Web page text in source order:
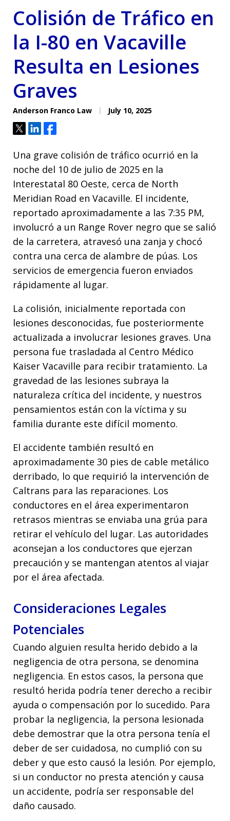
Colisión de Tráfico en
la I-80 en Vacaville
Resulta en Lesiones
Graves
Anderson Franco Law July 10, 2025
TweetShareShare
Una grave colisión de tráfico ocurrió en la
noche del 10 de julio de 2025 en la
Interestatal 80 Oeste, cerca de North
Meridian Road en Vacaville. El incidente,
reportado aproximadamente a las 7:35 PM,
involucró a un Range Rover negro que se salió
de la carretera, atravesó una zanja y chocó
contra una cerca de alambre de púas. Los
servicios de emergencia fueron enviados
rápidamente al lugar.
La colisión, inicialmente reportada con
lesiones desconocidas, fue posteriormente
actualizada a involucrar lesiones graves. Una
persona fue trasladada al Centro Médico
Kaiser Vacaville para recibir tratamiento. La
gravedad de las lesiones subraya la
naturaleza crítica del incidente, y nuestros
pensamientos están con la víctima y su
familia durante este difícil momento.
El accidente también resultó en
aproximadamente 30 pies de cable metálico
derribado, lo que requirió la intervención de
Caltrans para las reparaciones. Los
conductores en el área experimentaron
retrasos mientras se enviaba una grúa para
retirar el vehículo del lugar. Las autoridades
aconsejan a los conductores que ejerzan
precaución y se mantengan atentos al viajar
por el área afectada.
Consideraciones Legales
Potenciales
Cuando alguien resulta herido debido a la
negligencia de otra persona, se denomina
negligencia. En estos casos, la persona que
resultó herida podría tener derecho a recibir
ayuda o compensación por lo sucedido. Para
probar la negligencia, la persona lesionada
debe demostrar que la otra persona tenía el
deber de ser cuidadosa, no cumplió con su
deber y que esto causó la lesión. Por ejemplo,
si un conductor no presta atención y causa
un accidente, podría ser responsable del
daño causado.